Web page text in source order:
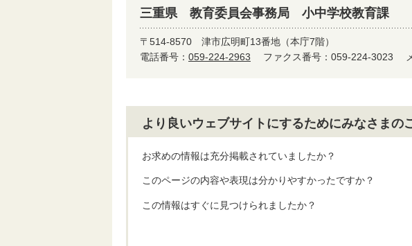
三重県 教育委員会事務局 小中学校教育課
〒514-8570 津市広明町13番地（本庁7階）
電話番号： 059-224-2963 ファクス番号：059-224-3023
より良いウェブサイトにするためにみなさまの
お求めの情報は充分掲載されていましたか？
このページの内容や表現は分かりやすかったですか？
この情報はすぐに見つけられましたか？